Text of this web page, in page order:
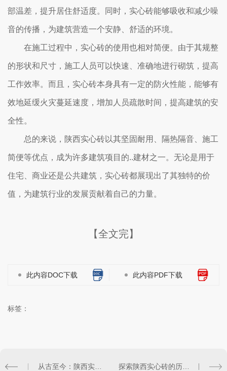
部温差，提升居住舒适度。同时，实心砖能够吸收和减少噪
音的传播，为建筑营造一个安静、舒适的环境。
在施工过程中，实心砖的使用也相对简便。由于其规整
的形状和尺寸，施工人员可以快速、准确地进行砌筑，提高
工作效率。而且，实心砖本身具有一定的防火性能，能够有
效地延缓火灾蔓延速度，增加人员疏散时间，提高建筑的安
全性。
总的来说，陕西实心砖以其坚固耐用、隔热隔音、施工
简便等优点，成为许多建筑项目的..建材之一。无论是用于
住宅、商业还是公共建筑，实心砖都展现出了其独特的价
值，为建筑行业的发展贡献着自己的力量。
【全文完】
此内容DOC下载 此内容PDF下载
标签：